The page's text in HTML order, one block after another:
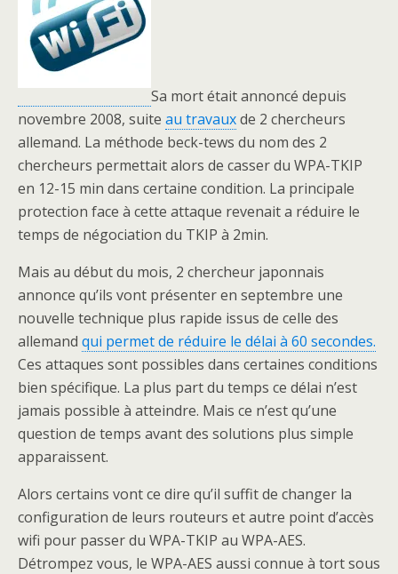
Sa mort était annoncé depuis
novembre 2008, suite au travauxde 2 chercheurs
allemand. La méthode beck-tews du nom des 2
chercheurs permettait alors de casser du WPA-TKIP
en 12-15 min dans certaine condition. La principale
protection face à cette attaque revenait a réduire le
temps de négociation du TKIP à 2min.
Mais au début du mois, 2 chercheur japonnais
annonce qu’ils vont présenter en septembre une
nouvelle technique plus rapide issus de celle des
allemand qui permet de réduire le délai à 60 secondes.
Ces attaques sont possibles dans certaines conditions
bien spécifique. La plus part du temps ce délai n’est
jamais possible à atteindre. Mais ce n’est qu’une
question de temps avant des solutions plus simple
apparaissent.
Alors certains vont ce dire qu’il suffit de changer la
configuration de leurs routeurs et autre point d’accès
wifi pour passer du WPA-TKIP au WPA-AES.
Détrompez vous, le WPA-AES aussi connue à tort sous